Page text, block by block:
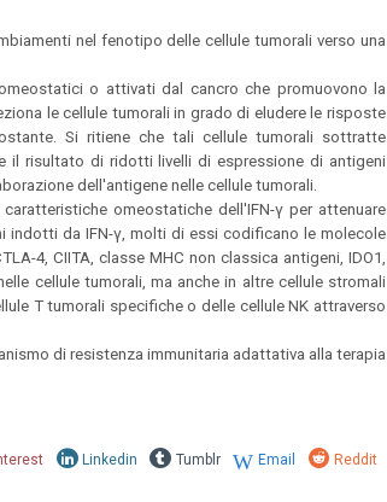
nel fenotipo delle cellule tumorali verso una
o attivati dal cancro che promuovono la
le cellule tumorali in grado di eludere le risposte
Si ritiene che tali cellule tumorali sottratte
il risultato di ridotti livelli di espressione di antigeni
dell'antigene nelle cellule tumorali.
omeostatiche dell'IFN-γ per attenuare
indotti da IFN-γ, molti di essi codificano le molecole
4, CIITA, classe MHC non classica antigeni, IDO1,
cellule tumorali, ma anche in altre cellule stromali
T tumorali specifiche o delle cellule NK attraverso
di resistenza immunitaria adattativa alla terapia
Linkedin Tumblr Email Reddit